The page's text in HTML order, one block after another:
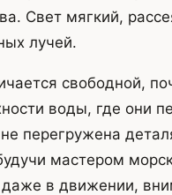
Свет мягкий,
лучей.
свободной,
воды, где они
перегружена
мастером
даже в движении,